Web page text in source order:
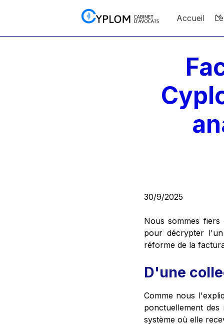
Accueil
30/9/2025
Nous sommes
pour décrypter
réforme de la
D'une
Comme nous
ponctuellement
système où elle